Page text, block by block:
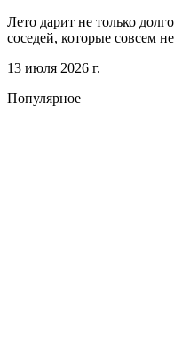
Лето дарит не только
соседей, которые совсем
13 июля 2026 г.
Популярное